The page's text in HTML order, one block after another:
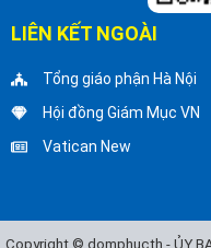
LIÊN KẾT NGOÀI
Tổng giáo phận Hà Nội
Hội đồng Giám Mục VN
Vatican New
Copyright © domphucth - ỦY